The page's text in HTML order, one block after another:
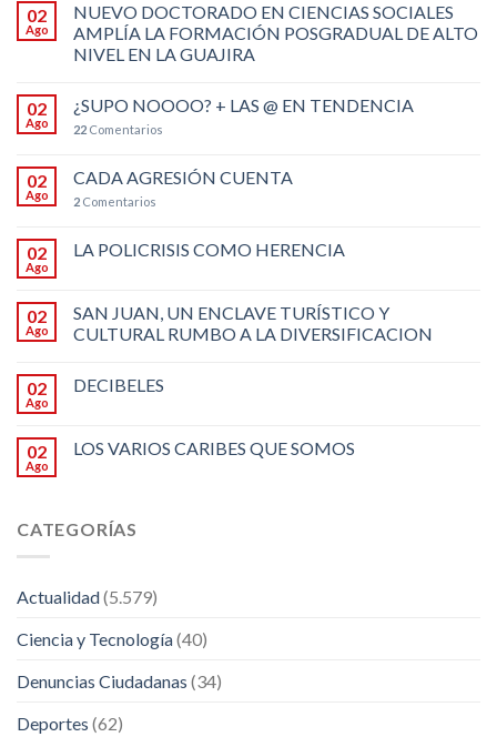
02
Ago
NUEVO DOCTORADO EN CIENCIAS SOCIALES
AMPLÍA LA FORMACIÓN POSGRADUAL DE ALTO
NIVEL EN LA GUAJIRA
02
Ago
¿SUPO NOOOO? + LAS @ EN TENDENCIA
22 Comentarios
02
Ago
CADA AGRESIÓN CUENTA
2 Comentarios
02
Ago
LA POLICRISIS COMO HERENCIA
02
Ago
SAN JUAN, UN ENCLAVE TURÍSTICO Y
CULTURAL RUMBO A LA DIVERSIFICACION
02
Ago
DECIBELES
02
Ago
LOS VARIOS CARIBES QUE SOMOS
CATEGORÍAS
Actualidad(5.579)
Ciencia y Tecnología(40)
Denuncias Ciudadanas (34)
Deportes (62)